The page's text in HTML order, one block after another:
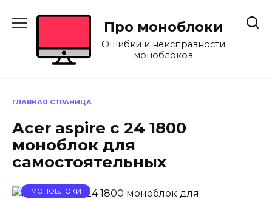
Про моноблоки
Ошибки и неисправности
моноблоков
ГЛАВНАЯ СТРАНИЦА
Acer aspire c 24 1800
моноблок для
самостоятельных
МОНОБЛОКИ